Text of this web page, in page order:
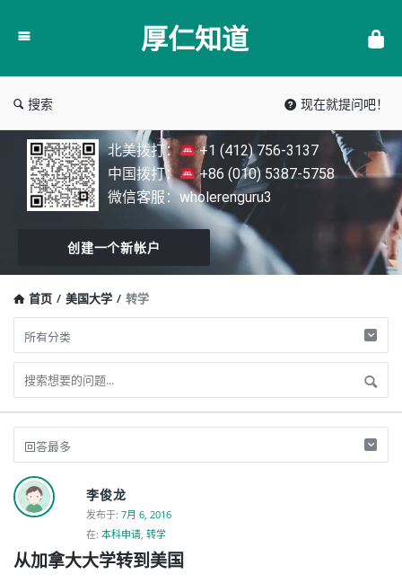
仁
厚仁知道
搜索 现在就提问吧！
北美拨打：
+1 (412) 756-3137
中国拨打：
+86 (010) 5387-5758
微信客服：wholerenguru3
创建一个新帐户
首页 / 美国大学 / 转学
Discy
Latest
问
李俊龙
发布于: 7月 6, 2016
在: 本科申请, 转学
从加拿大大学转到美国